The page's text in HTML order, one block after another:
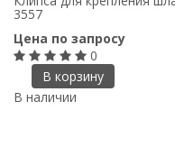
3557
Цена по запросу
0
В корзину
В наличии